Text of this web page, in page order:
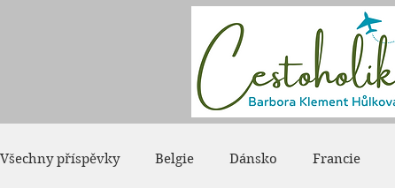
Všechny příspěvky Belgie Dánsko Francie